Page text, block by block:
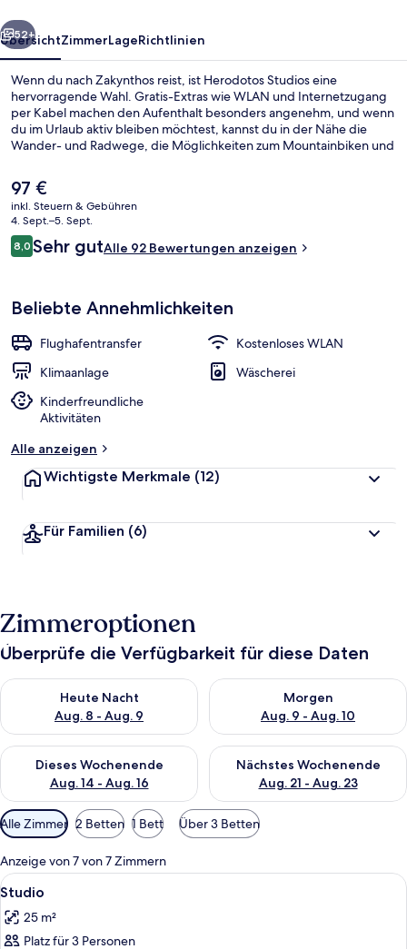
Weiter
52+
ÜbersichtZimmerLageRichtlinien
Wenn du nach Zakynthos reist, ist Herodotos Studios eine
hervorragende Wahl. Gratis-Extras wie WLAN und Internetzugang
per Kabel machen den Aufenthalt besonders angenehm, und wenn
du im Urlaub aktiv bleiben möchtest, kannst du in der Nähe die
Wander- und Radwege, die Möglichkeiten zum Mountainbiken und
eine Terrasse and einen Garten.
Der
aktuelle
Preis
beträgt
97 €.
97 €
inkl. Steuern & Gebühren
4. Sept.–5. Sept.
Bewertungen
8,08,0 von 10.
Sehr gutAlle 92 Bewertungen anzeigen
Beliebte Annehmlichkeiten
Flughafentransfer
Kostenloses WLAN
Klimaanlage
Wäscherei
Kinderfreundliche
Aktivitäten
Alle anzeigen
Wichtigste Merkmale (12)
Für Familien (6)
Zimmeroptionen
Überprüfe die Verfügbarkeit für diese Daten
Heute Nacht
Aug. 8 - Aug. 9
Überprüfe die Verfügbarkeit für heute Nacht, Aug. 8 - Aug. 9.
Morgen
Aug. 9 - Aug. 10
Überprüfe die Verfügbarkeit
Dieses Wochenende
Aug. 14 - Aug. 16
Überprüfe die Verfügbarkeit für dieses Wochenende, Aug. 14
Nächstes Wochenende
Aug. 21 - Aug. 23
Überprüfe die Verfügbarkeit
Verfügbare
Filter
für
Zimmer
Alle Zimmer 2 Betten 1 Bett Über 3 Betten
Anzeige von 7 von 7 Zimmern
Alle
Fotos
für
Ein Hotelzimmer mit einem Bett,
17
Studio
25 m²
Platz für 3 Personen